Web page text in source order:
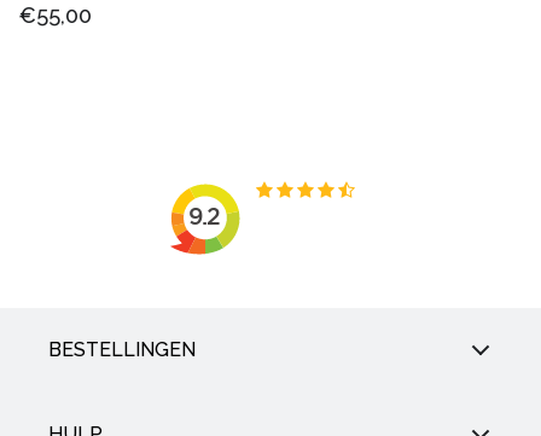
€55,00
BESTELLINGEN